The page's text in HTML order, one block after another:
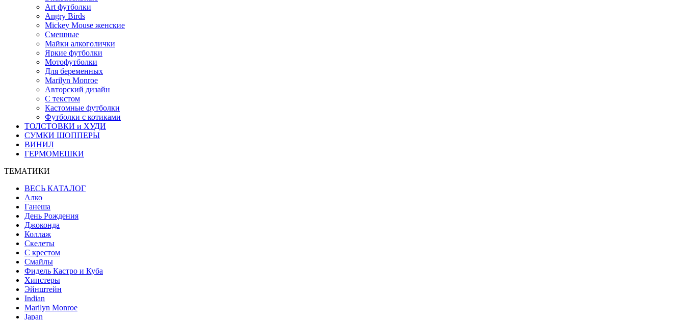
Art футболки
Angry Birds
Mickey Mouse женские
Смешные
Майки алкоголички
Яркие футболки
Мотофутболки
Для беременных
Marilyn Monroe
Авторский дизайн
С текстом
Кастомные футболки
Футболки с котиками
ТОЛСТОВКИ и ХУДИ
СУМКИ ШОППЕРЫ
ВИНИЛ
ГЕРМОМЕШКИ
ТЕМАТИКИ
ВЕСЬ КАТАЛОГ
Алко
Ганеша
День Рождения
Джоконда
Коллаж
Скелеты
С крестом
Смайлы
Фидель Кастро и Куба
Хипстеры
Эйнштейн
Indian
Marilyn Monroe
Japan